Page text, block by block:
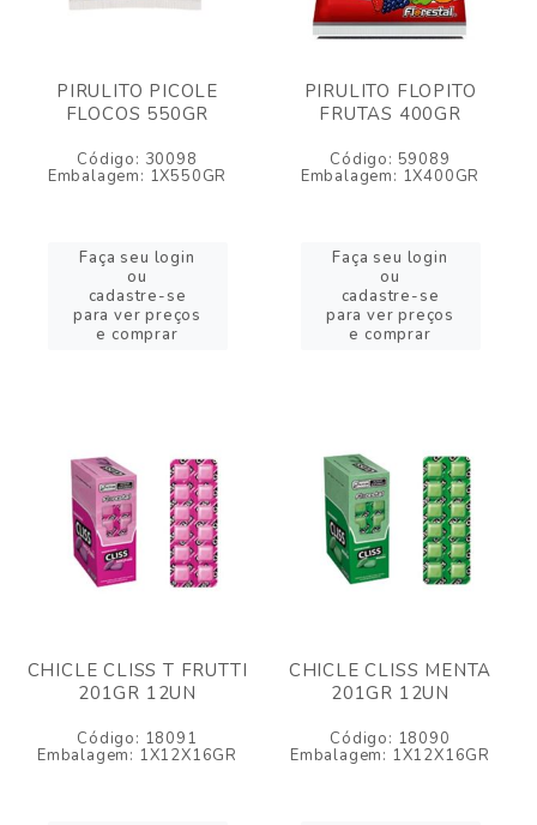
PIRULITO PICOLE
FLOCOS 550GR
Código: 30098
Embalagem: 1X550GR
Faça seu login
ou
cadastre-se
para ver preços
e comprar
PIRULITO FLOPITO
FRUTAS 400GR
Código: 59089
Embalagem: 1X400GR
Faça seu login
ou
cadastre-se
para ver preços
e comprar
CHICLE CLISS T FRUTTI
201GR 12UN
Código: 18091
Embalagem: 1X12X16GR
CHICLE CLISS MENTA
201GR 12UN
Código: 18090
Embalagem: 1X12X16GR